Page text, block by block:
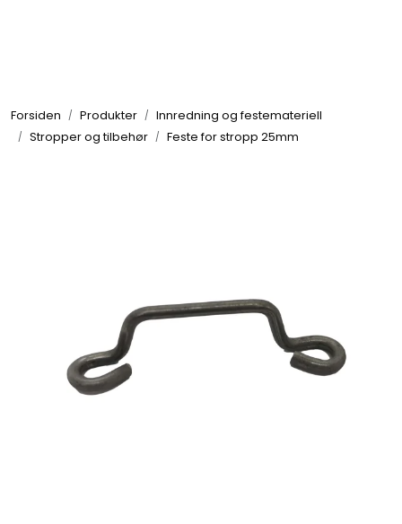
Forsiden Produkter
Innredning og festemateriell
Stropper og tilbehør
Feste for stropp 25mm
Produkter
Kvalitet og miljø